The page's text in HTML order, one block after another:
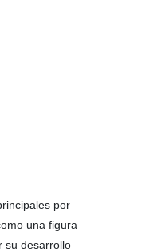
por
una figura
su desarrollo